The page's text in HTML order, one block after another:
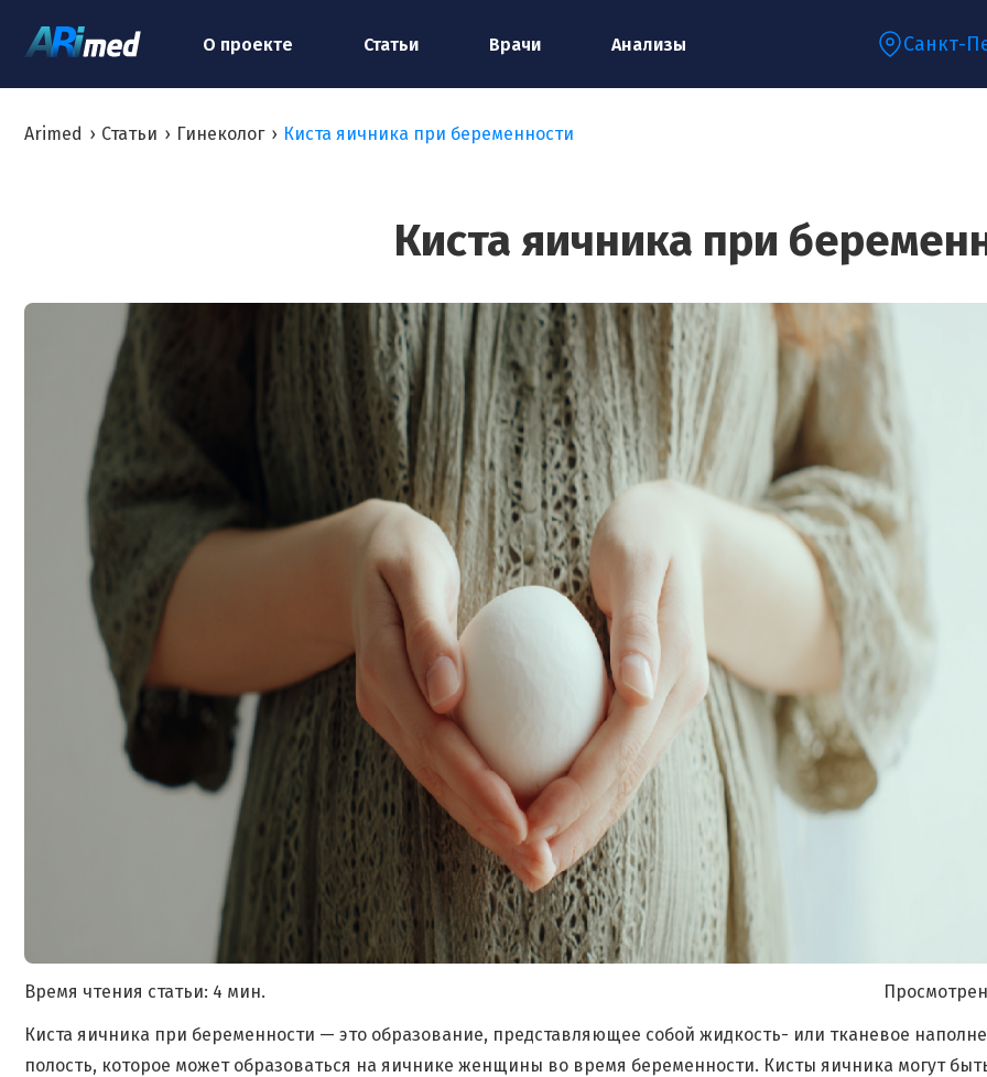
О проекте Статьи Врачи Анализы Санкт-
Arimed › Статьи › Гинеколог › Киста яичника при беременности
Киста яичника при
Время чтения статьи: 4 мин.
Киста яичника при беременности — это образование, представляющее собой жидкость- или тканевое
полость, которое может образоваться на яичнике женщины во время беременности. Кисты яичника могут
специалисту
Ваш телефон:*
Ваш e-mail:*
Я согласен на обработку моих персональных данных